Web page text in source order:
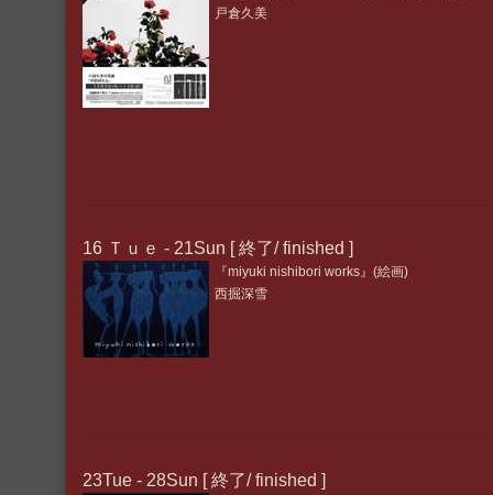
戸倉久美
16 Ｔｕｅ - 21Sun [ 終了/ finished ]
『miyuki nishibori works』(絵画)
西掘深雪
23Tue - 28Sun [ 終了/ finished ]